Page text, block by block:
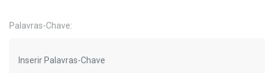
Palavras-Chave: